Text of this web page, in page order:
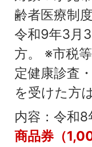
齢者医療制
令和9年3月
方。 ※市税
定健康診査
を受けた方
内容：令和
商品券（